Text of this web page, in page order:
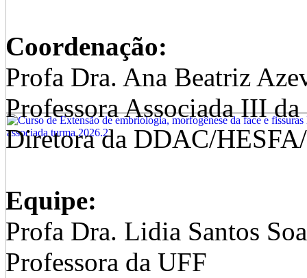
Coordenação:
Profa Dra. Ana Beatriz
Professora Associada III
Diretora da DDAC/
Equipe:
Profa Dra. Lidia Santos
Professora da UFF